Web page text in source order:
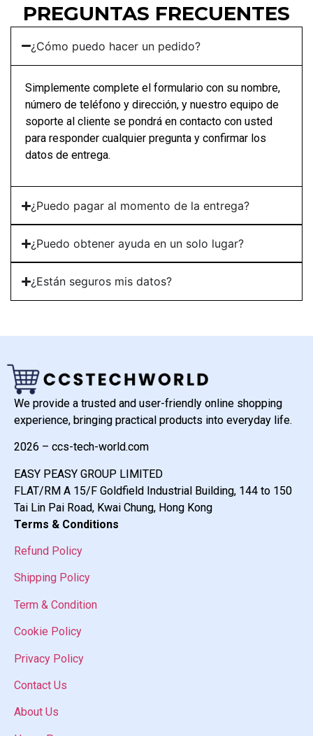
PREGUNTAS FRECUENTES
¿Cómo puedo hacer un pedido?
Simplemente complete el formulario con su nombre,
número de teléfono y dirección, y nuestro equipo de
soporte al cliente se pondrá en contacto con usted
para responder cualquier pregunta y confirmar los
datos de entrega.
¿Puedo pagar al momento de la entrega?
¿Puedo obtener ayuda en un solo lugar?
¿Están seguros mis datos?
We provide a trusted and user-friendly online shopping
experience, bringing practical products into everyday life.
2026 – ccs-tech-world.com
EASY PEASY GROUP LIMITED
FLAT/RM A 15/F Goldfield Industrial Building, 144 to 150
Tai Lin Pai Road, Kwai Chung, Hong Kong
Terms & Conditions
Refund Policy
Shipping Policy
Term & Condition
Cookie Policy
Privacy Policy
Contact Us
About Us